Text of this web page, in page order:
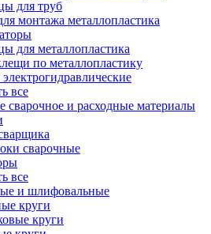
для труб
монтажа металлопластика
для металлопластика
по металлопластику
все
сварочное и расходные материалы
сварочные
все
и шлифовальные
круги
круги